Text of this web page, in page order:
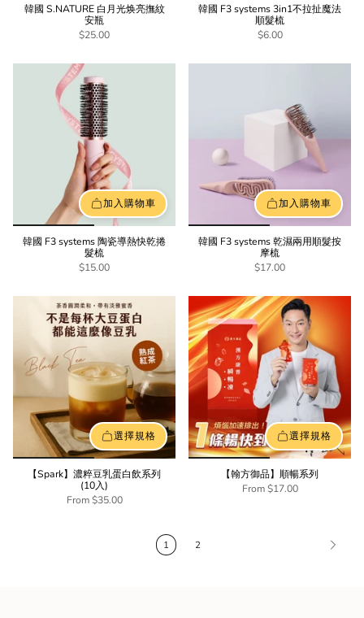
韓國 S.NATURE 白月光焕亮撫紋
安瓶
$25.00
韓國 F3 systems 3in1不拉扯魔法
順髮梳
$6.00
加入購物車
韓國 F3 systems 陶瓷導熱快乾捲
髮梳
$15.00
加入購物車
韓國 F3 systems 乾濕兩用順髮按
摩梳
$17.00
選擇規格
【Spark】濃粹豆乳蛋白飲系列
(10入)
From$35.00
選擇規格
【翰方御品】順暢系列
From$17.00
1 2